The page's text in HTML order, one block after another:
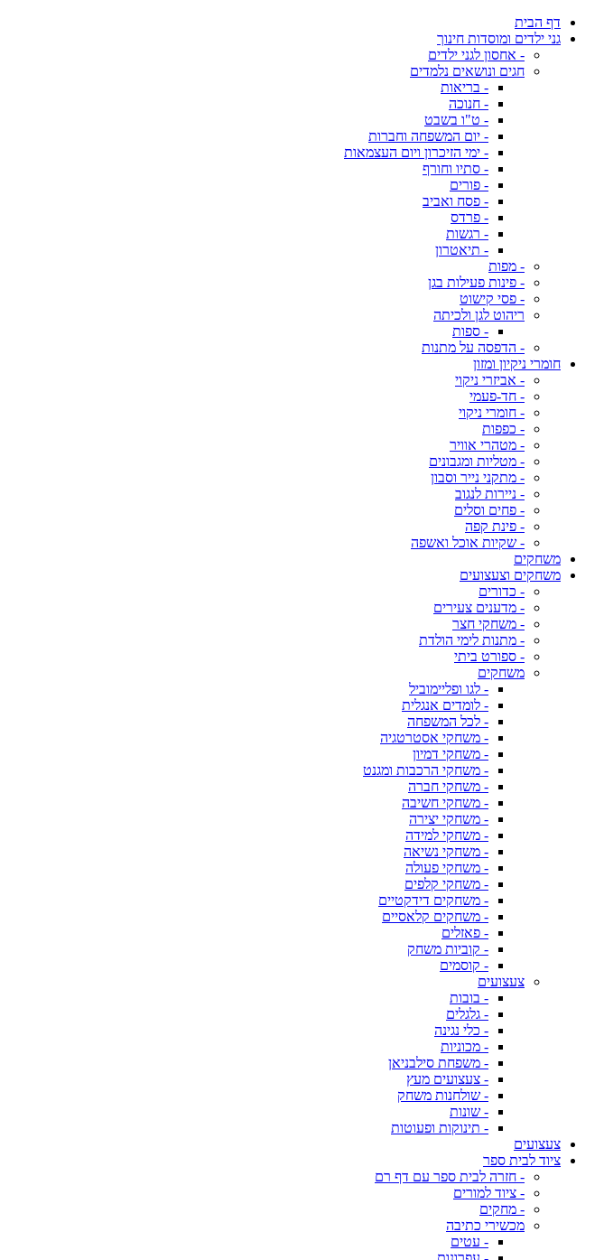
דף הבית
גני ילדים ומוסדות חינוך
- אחסון לגני ילדים
חגים ונושאים נלמדים
- בריאות
- חנוכה
- ט"ו בשבט
- יום המשפחה וחברות
- ימי הזיכרון ויום העצמאות
- סתיו וחורף
- פורים
- פסח ואביב
- פרדס
- רגשות
- תיאטרון
- מפות
- פינות פעילות בגן
- פסי קישוט
ריהוט לגן ולכיתה
- ספות
- הדפסה על מתנות
חומרי ניקיון ומזון
- אביזרי ניקוי
- חד-פעמי
- חומרי ניקוי
- כפפות
- מטהרי אוויר
- מטליות ומגבונים
- מתקני נייר וסבון
- ניירות לנגוב
- פחים וסלים
- פינת קפה
- שקיות אוכל ואשפה
משחקים
משחקים וצעצועים
- כדורים
- מדענים צעירים
- משחקי חצר
- מתנות לימי הולדת
- ספורט ביתי
משחקים
- לגו ופליימוביל
- לומדים אנגלית
- לכל המשפחה
- משחקי אסטרטגיה
- משחקי דמיון
- משחקי הרכבות ומגנט
- משחקי חברה
- משחקי חשיבה
- משחקי יצירה
- משחקי למידה
- משחקי נשיאה
- משחקי פעולה
- משחקי קלפים
- משחקים דידקטיים
- משחקים קלאסיים
- פאזלים
- קוביות משחק
- קוסמים
צעצועים
- בובות
- גלגלים
- כלי נגינה
- מכוניות
- משפחת סילבניאן
- צעצועים מעץ
- שולחנות משחק
- שונות
- תינוקות ופעוטות
צעצועים
ציוד לבית ספר
- חזרה לבית ספר עם דף רם
- ציוד למורים
- מחקים
מכשירי כתיבה
- עטים